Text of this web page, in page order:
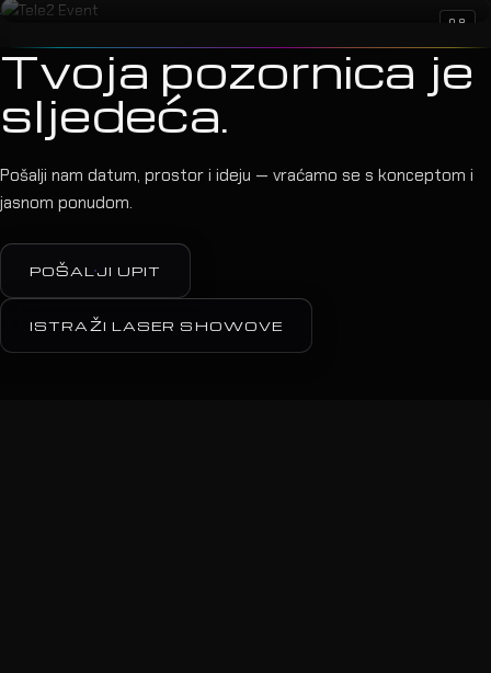
08
Tvoja pozornica je
sljedeća.
Pošalji nam datum, prostor i ideju — vraćamo se s konceptom i
jasnom ponudom.
POŠALJI UPIT
ISTRAŽI LASER SHOWOVE